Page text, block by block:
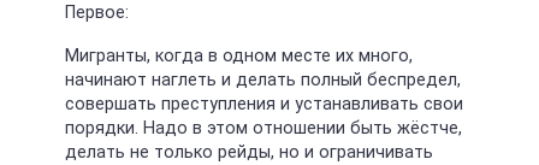
Первое:
Мигранты, когда в одном месте их много,
начинают наглеть и делать полный беспредел,
совершать преступления и устанавливать свои
порядки. Надо в этом отношении быть жёстче,
делать не только рейды, но и ограничивать